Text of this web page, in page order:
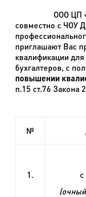
ООО ЦП
совместно с ЧОУ
приглашают Вас
квалификации
бухгалтеров, с
повышении
п.15 ст.76
№
1.